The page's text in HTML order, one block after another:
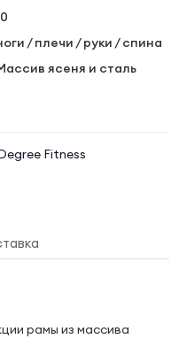
/ плечи / руки / спина
ясеня и сталь
Fitness
рамы из массива